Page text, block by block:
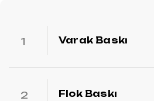
Varak Baskı
Flok Baskı